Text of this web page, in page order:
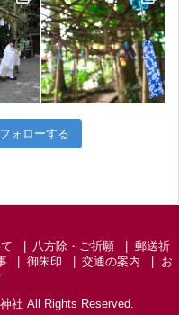
フォローする
八方除・ご祈願
郵送祈
御朱印 交通の案内
お
社 All Rights Reserved.